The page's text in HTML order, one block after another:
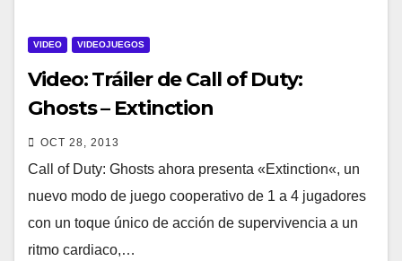
VIDEO VIDEOJUEGOS
Video: Tráiler de Call of Duty:
Ghosts – Extinction
OCT 28, 2013
Call of Duty: Ghosts ahora presenta «Extinction«, un
nuevo modo de juego cooperativo de 1 a 4 jugadores
con un toque único de acción de supervivencia a un
ritmo cardiaco,…